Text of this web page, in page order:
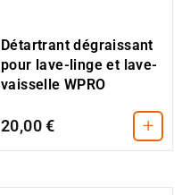
Détartrant dégraissant
pour lave-linge et lave-
vaisselle WPRO
20,00 € +